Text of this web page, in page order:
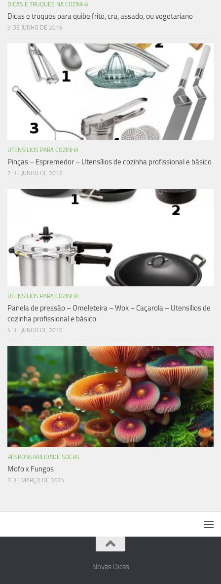
DICAS E TRUQUES NA COZINHA
Dicas e truques para quibe frito, cru, assado, ou vegetariano
9 DE JUNHO DE 2016
UTENSÍLIOS PARA COZINHA
Pinças – Espremedor – Utensílios de cozinha profissional e básico
2 DE JUNHO DE 2016
UTENSÍLIOS PARA COZINHA
Panela de pressão – Omeleteira – Wok – Caçarola – Utensílios de
cozinha profissional e básico
4 DE JUNHO DE 2016
RESPONSABILIDADE SOCIAL
Mofo x Fungos
3 DE MARÇO DE 2024
Novas Dicas